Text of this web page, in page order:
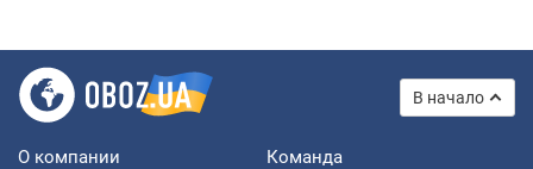
В начало
О компании Команда